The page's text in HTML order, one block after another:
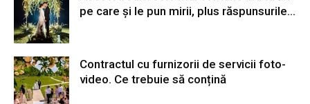
pe care și le pun mirii, plus răspunsurile...
Contractul cu furnizorii de servicii foto-
video. Ce trebuie să conțină